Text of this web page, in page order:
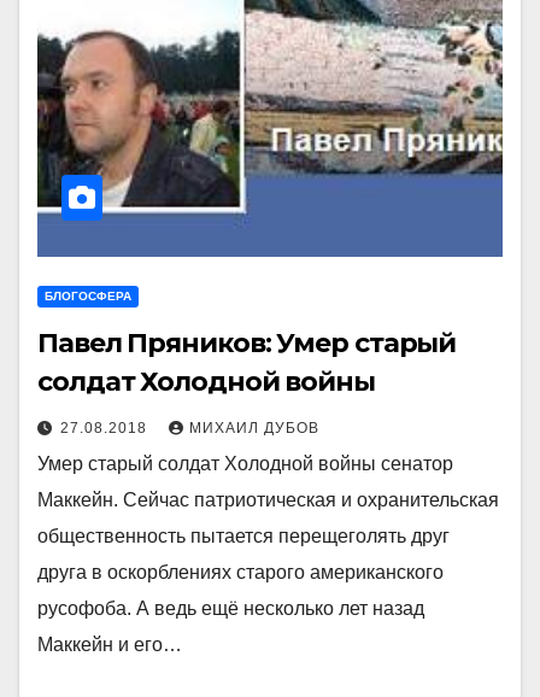
БЛОГОСФЕРА
Павел Пряников: Умер старый
солдат Холодной войны
27.08.2018 МИХАИЛ ДУБОВ
Умер старый солдат Холодной войны сенатор
Маккейн. Сейчас патриотическая и охранительская
общественность пытается перещеголять друг
друга в оскорблениях старого американского
русофоба. А ведь ещё несколько лет назад
Маккейн и его…